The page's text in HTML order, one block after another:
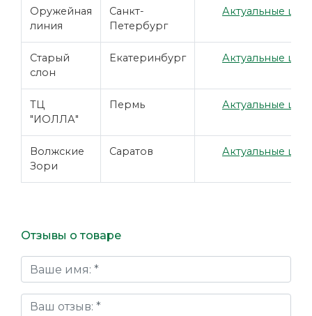
Оружейная
линия
Санкт-
Петербург
Актуальные
Старый
слон
Екатеринбург Актуальные
ТЦ
"ИОЛЛА"
Пермь Актуальные
Волжские
Зори
Саратов Актуальные
Отзывы о товаре